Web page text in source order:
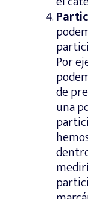
Por
de
una